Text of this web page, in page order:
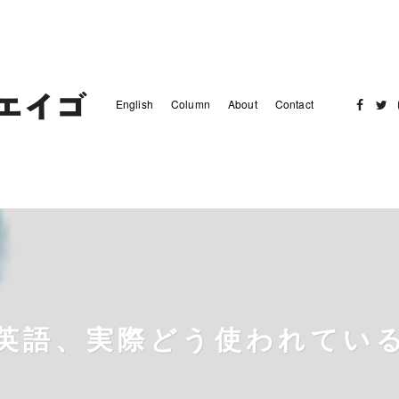
English Column About Contact
語、実際どう使われてい